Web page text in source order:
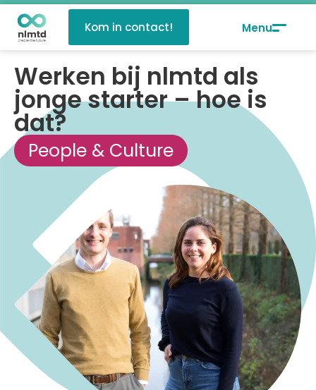
Kom in contact!
Werken bij nlmtd als
jonge starter – hoe is
dat?
People & Culture